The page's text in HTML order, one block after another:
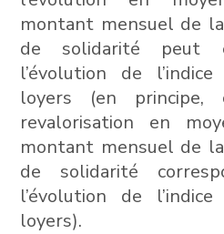
montant mensuel de
de solidarité peut
l’évolution de
loyers (en principe,
revalorisation en
montant mensuel de
de solidarité
l’évolution de
loyers).